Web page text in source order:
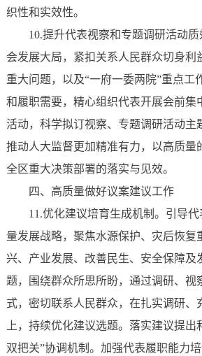
织性和实效性。
10.提升代表视察和专题调研活动
会发展大局，紧扣关系人民群众切身利
重大问题，以及“一府一委两院”重点工
和履职需要，精心组织代表开展会前集
活动，科学拟订视察、专题调研活动主
推动人大监督更加精准有力，以高质量
全区重大决策部署的落实与见效。
四、高质量做好议案建议工作
11.优化建议培育生成机制。引导
量发展战略，聚焦水源保护、灾后恢复
兴、产业发展、改善民生、安全保障及
题，围绕群众所思所盼，通过调研、视
式，密切联系人民群众，在扎实调研、
上，持续优化建议选题。落实建议提出
双把关”协调机制。加强代表履职能力